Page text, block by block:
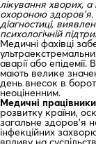
лікування хворих,
охороною здоров’я.
діагностиці,
психологічній
Медичні фахівці
аварії або
мають велике
день внесок в
неоціненним.
Медичні
розвитку країни,
загальне здоров’я
інфекційних